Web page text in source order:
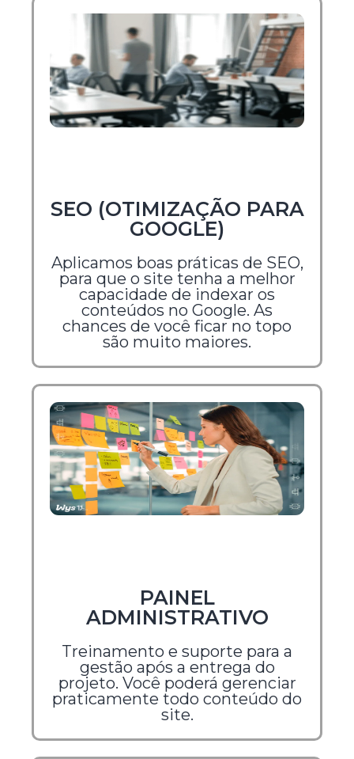
SEO (OTIMIZAÇÃO PARA
GOOGLE)
Aplicamos boas práticas de SEO,
para que o site tenha a melhor
capacidade de indexar os
conteúdos no Google. As
chances de você ficar no topo
são muito maiores.
PAINEL
ADMINISTRATIVO
Treinamento e suporte para a
gestão após a entrega do
projeto. Você poderá gerenciar
praticamente todo conteúdo do
site.